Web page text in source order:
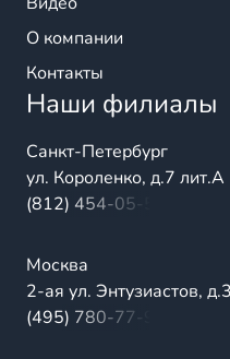
О компании
Контакты
Наши филиалы
Санкт-Петербург
ул. Короленко, д.7 лит.А
(812) 454-05-54
Москва
2-ая ул. Энтузиастов, д.3
(495) 780-77-98